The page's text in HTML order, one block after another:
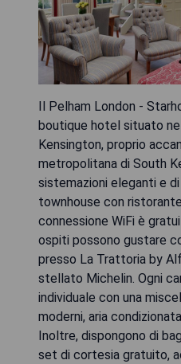
Il Pelham London -
boutique hotel situato
Kensington, proprio
metropolitana di South
sistemazioni eleganti e
townhouse con
connessione WiFi è
ospiti possono gustare
presso La Trattoria by
stellato Michelin. Ogni
individuale con una
moderni, aria
Inoltre, dispongono di
set di cortesia gratuito,